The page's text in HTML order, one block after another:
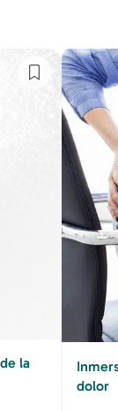
la
dolor